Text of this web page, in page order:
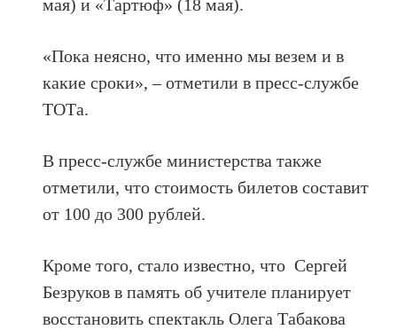
мая) и «Тартюф» (18 мая).
«Пока неясно, что именно мы везем и в
какие сроки», – отметили в пресс-службе
ТОТа.
В пресс-службе министерства также
отметили, что стоимость билетов составит
от 100 до 300 рублей.
Кроме того, стало известно, что Сергей
Безруков в память об учителе планирует
восстановить спектакль Олега Табакова